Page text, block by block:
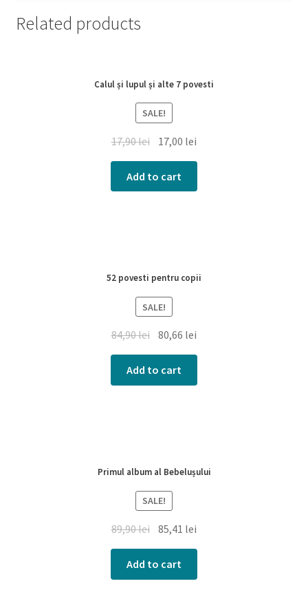
Related products
Calul și lupul și alte 7 povesti
SALE!
17,90lei 17,00 lei
Add to cart
52 povesti pentru copii
SALE!
84,90lei 80,66 lei
Add to cart
Primul album al Bebelușului
SALE!
89,90lei 85,41 lei
Add to cart